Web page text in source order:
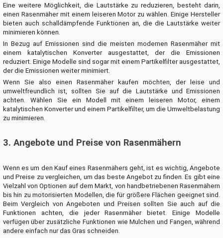
Eine weitere Möglichkeit, die Lautstärke zu reduzieren, besteht darin,
einen Rasenmäher mit einem leiseren Motor zu wählen. Einige Hersteller
bieten auch schalldämpfende Funktionen an, die die Lautstärke weiter
minimieren können.
In Bezug auf Emissionen sind die meisten modernen Rasenmäher mit
einem katalytischen Konverter ausgestattet, der die Emissionen
reduziert. Einige Modelle sind sogar mit einem Partikelfilter ausgestattet,
der die Emissionen weiter minimiert.
Wenn Sie also einen Rasenmäher kaufen möchten, der leise und
umweltfreundlich ist, sollten Sie auf die Lautstärke und Emissionen
achten. Wählen Sie ein Modell mit einem leiseren Motor, einem
katalytischen Konverter und einem Partikelfilter, um die Umweltbelastung
zu minimieren.
3. Angebote und Preise von Rasenmähern
Wenn es um den Kauf eines Rasenmähers geht, ist es wichtig, Angebote
und Preise zu vergleichen, um das beste Angebot zu finden. Es gibt eine
Vielzahl von Optionen auf dem Markt, von handbetriebenen Rasenmähern
bis hin zu motorisierten Modellen, die für größere Flächen geeignet sind.
Beim Vergleich von Angeboten und Preisen sollten Sie auch auf die
Funktionen achten, die jeder Rasenmäher bietet. Einige Modelle
verfügen über zusätzliche Funktionen wie Mulchen und Fangen, während
andere einfach nur das Gras schneiden.